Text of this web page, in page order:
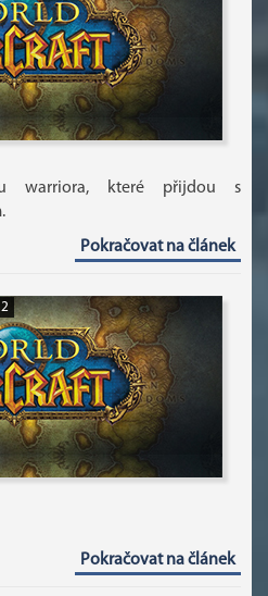
warriora, které přijdou s
Pokračovat na článek
Pokračovat na článek